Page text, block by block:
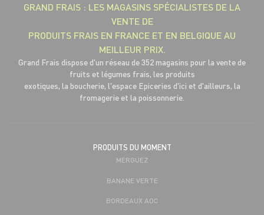
GRAND FRAIS : LES MAGASINS SPÉCIALISTES DE LA
VENTE DE
PRODUITS FRAIS EN FRANCE ET EN BELGIQUE AU
MEILLEUR PRIX.
Grand Frais dispose d'un réseau de 352 magasins pour la vente de
fruits et légumes frais, les produits
exotiques, la boucherie, l'espace Epiceries d'ici et d'ailleurs, la
fromagerie et la poissonnerie.
PRODUITS DU MOMENT
MERGUEZ
BANANE VERTE
BORDEAUX AOC